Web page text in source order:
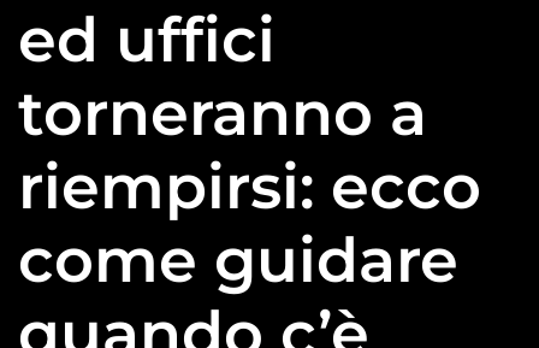
ed uffici
torneranno a
riempirsi: ecco
come guidare